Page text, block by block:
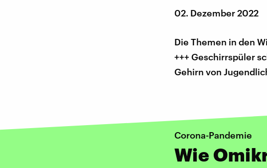
02. Dezember 2022
Die Themen in den
+++ Geschirrspüler
Gehirn von
Corona-Pandemie
Wie